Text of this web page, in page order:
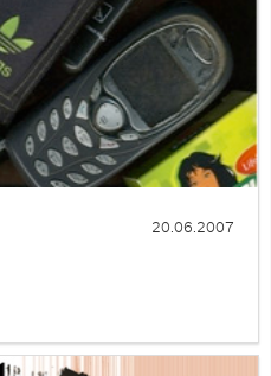
20.06.2007